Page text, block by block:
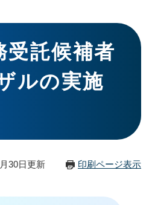
受託候補者
ルの実施
30日更新 印刷ページ表示